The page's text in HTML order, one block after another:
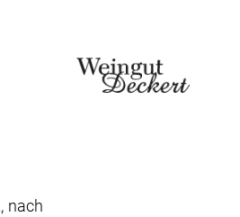
nach